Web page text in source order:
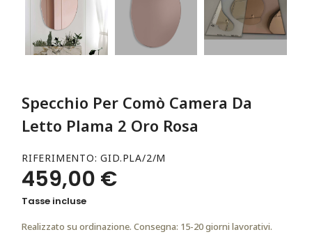
Specchio Per Comò Camera Da
Letto Plama 2 Oro Rosa
RIFERIMENTO GID.PLA/2/M
459,00 €
Tasse incluse
Realizzato su ordinazione. Consegna: 15-20 giorni lavorativi.